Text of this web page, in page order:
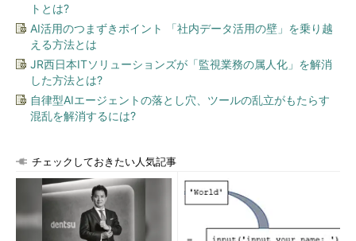
トとは?
AI活用のつまずきポイント 「社内データ活用の壁」を乗り越
える方法とは
JR西日本ITソリューションズが「監視業務の属人化」を解消
した方法とは?
自律型AIエージェントの落とし穴、ツールの乱立がもたらす
混乱を解消するには?
チェックしておきたい人気記事